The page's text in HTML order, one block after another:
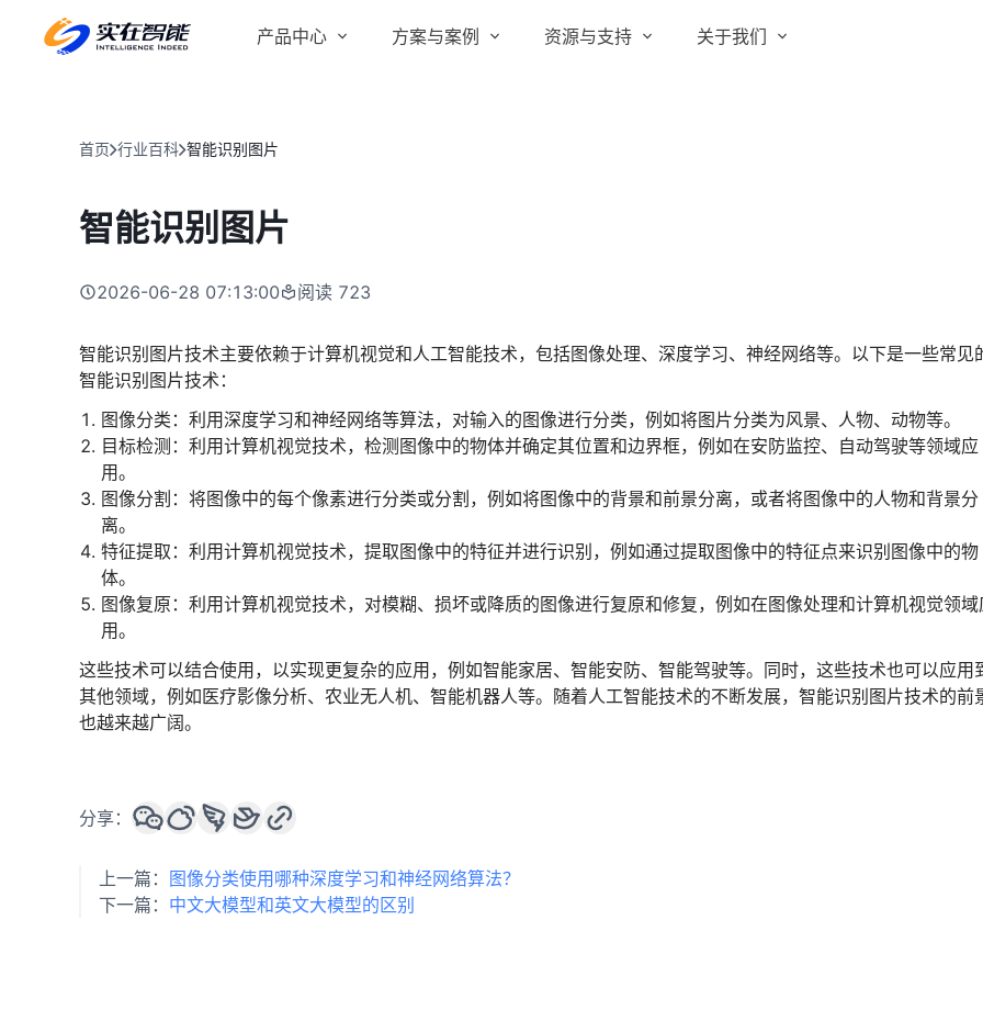
产品中心
实在 Agent
Tars 大模型
自研大模型赋能全系产品
IDP 文档审阅
智能文档审阅平台
实在信创 RPA
实在取数宝
一键提数整合，洞察更高效
方案与案例 资源与支持
客户支持
关于我们
首页 行业百科 智能识别图片
智能识别图片
2026-06-28 07:13:00 阅读 723
智能识别图片技术主要依赖于计算机视觉和人工智能技术，包括图像处理、深度学习、神经网络等。以下是一些常见
智能识别图片技术：
图像分类：利用深度学习和神经网络等算法，对输入的图像进行分类，例如将图片分类为风景、人物、动物等。
目标检测：利用计算机视觉技术，检测图像中的物体并确定其位置和边界框，例如在安防监控、自动驾驶等领域应
用。
图像分割：将图像中的每个像素进行分类或分割，例如将图像中的背景和前景分离，或者将图像中的人物和背景分
离。
特征提取：利用计算机视觉技术，提取图像中的特征并进行识别，例如通过提取图像中的特征点来识别图像中的物
体。
图像复原：利用计算机视觉技术，对模糊、损坏或降质的图像进行复原和修复，例如在图像处理和计算机视觉领域
用。
这些技术可以结合使用，以实现更复杂的应用，例如智能家居、智能安防、智能驾驶等。同时，这些技术也可以应用
其他领域，例如医疗影像分析、农业无人机、智能机器人等。随着人工智能技术的不断发展，智能识别图片技术的前
也越来越广阔。
分享：
上一篇： 图像分类使用哪种深度学习和神经网络算法？
下一篇： 中文大模型和英文大模型的区别